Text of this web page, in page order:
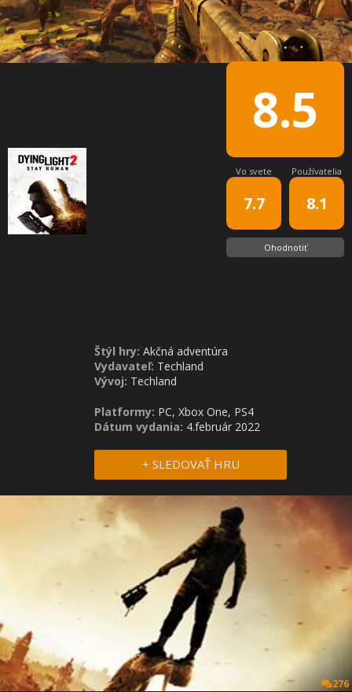
8.5
Vo svete
7.7
Používatelia
8.1
Ohodnotiť
Štýl hry: Akčná adventúra
Vydavateľ: Techland
Vývoj: Techland
Platformy: PC, Xbox One, PS4
Dátum vydania: 4.február 2022
+ SLEDOVAŤ HRU
276